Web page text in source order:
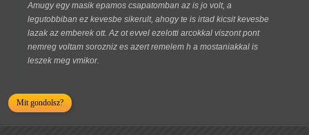
Amugy egy masik epamos csapatomban az is jo volt, a
legutobbiban ez kevesbe sikerult, ahogy te is irtad kicsit kevesbe
lazak az emberek ott. Az ot evvel ezelotti arcokkal viszont pont
nemreg voltam sorozniz es azert remelem h a mostaniakkal is
leszek meg vmikor.
Mit gondolsz?